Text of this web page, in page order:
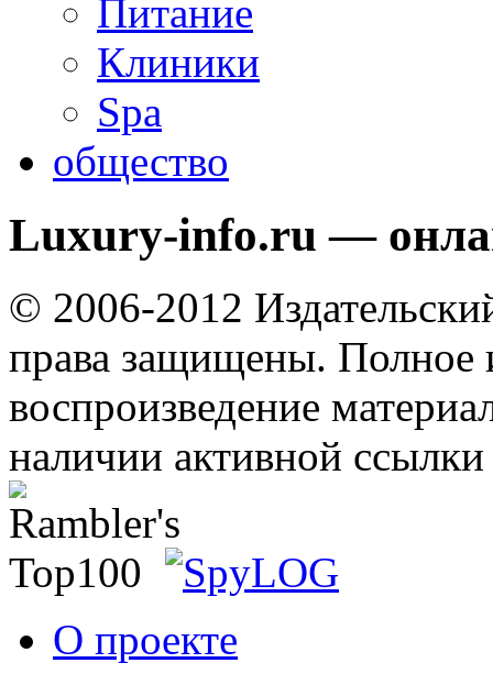
Питание
Клиники
Spa
общество
Luxury-info.ru —
© 2006-2012
права защищены. Полное
воспроизведение
наличии активной ссылки
О проекте